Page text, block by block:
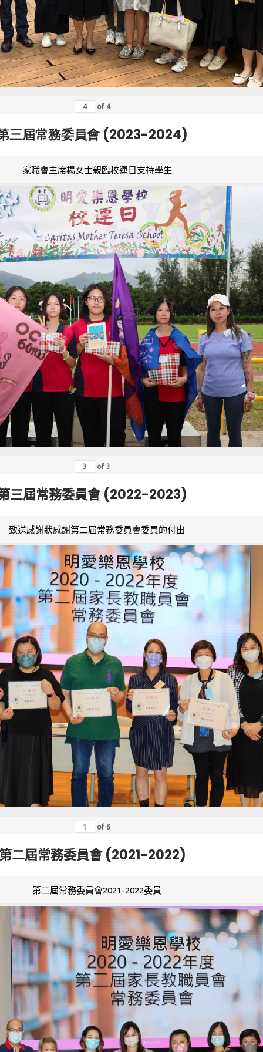
of 4
三屆常務委員會 (2023-2024)
家職會主席楊女士親臨校運日支持學生
of 3
三屆常務委員會 (2022-2023)
致送感謝狀感謝第二屆常務委員會委員的付出
of 6
二屆常務委員會 (2021-2022)
第二屆常務委員會2021-2022委員